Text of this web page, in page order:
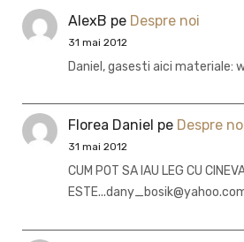
AlexB pe Despre noi
31 mai 2012
Daniel, gasesti aici materiale:
Florea Daniel pe Despre
31 mai 2012
CUM POT SA IAU LEG CU